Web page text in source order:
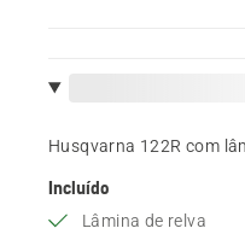
Husqvarna 122R com
Incluído
Lâmina de relva